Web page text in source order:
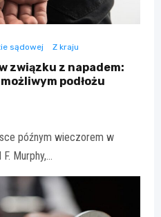
sądowej Z kraju
związku z napadem:
podłożu
późnym wieczorem w
Murphy,…